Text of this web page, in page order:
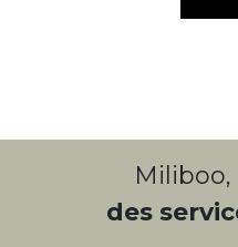
Miliboo,
des